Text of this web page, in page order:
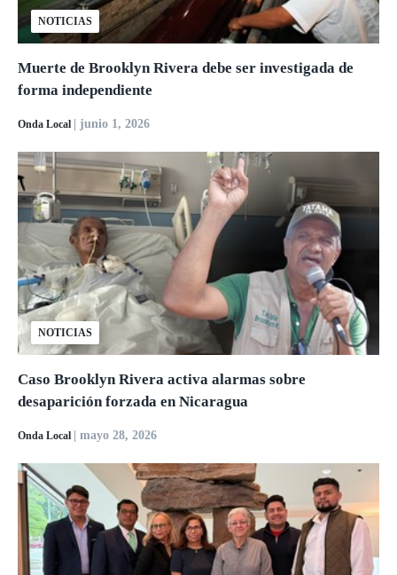
NOTICIAS
Muerte de Brooklyn Rivera debe ser investigada de
forma independiente
Onda Local | junio 1, 2026
NOTICIAS
Caso Brooklyn Rivera activa alarmas sobre
desaparición forzada en Nicaragua
Onda Local | mayo 28, 2026